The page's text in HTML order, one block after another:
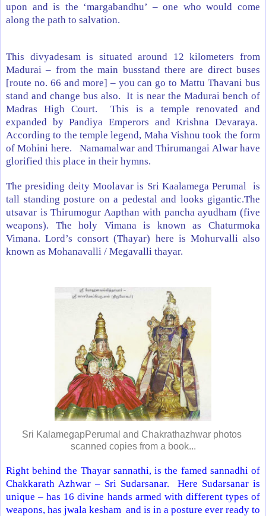
upon and is the ‘margabandhu’ – one who would come
along the path to salvation.
This divyadesam is situated around 12 kilometers from
Madurai – from the main busstand there are direct buses
[route no. 66 and more] – you can go to Mattu Thavani bus
stand and change bus also. It is near the Maduraibench of
Madras High Court. This is a temple renovated and
expanded by Pandiya Emperors and Krishna Devaraya.
According to the temple legend, Maha Vishnu took the form
of Mohini here. Namamalwar and Thirumangai Alwar have
glorified this place in their hymns.
The presiding deity Moolavar is Sri Kaalamega Perumal is
tall standing posture on a pedestal and looks gigantic.The
utsavar is Thirumogur Aapthan with pancha ayudham (five
weapons). The holy Vimana is known as Chaturmoka
Vimana. Lord’s consort (Thayar) here is Mohurvalli also
known as Mohanavalli / Megavalli thayar.
Sri KalamegapPerumal and Chakrathazhwar photos
scanned copies from a book...
Right behind the Thayar sannathi, is the famed sannadhi of
Chakkarath Azhwar – Sri Sudarsanar. Here Sudarsanar is
unique – has 16 divine hands armed with different types of
weapons, has jwala kesham and is in a posture ever ready to